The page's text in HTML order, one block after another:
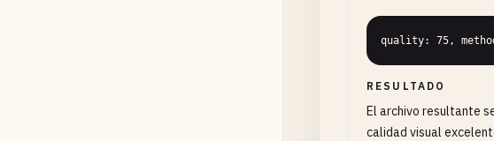
quality: 75,
RESULTADO
El archivo resultante
calidad visual